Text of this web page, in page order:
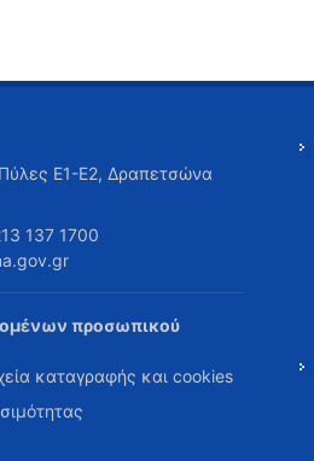
Ε1-Ε2, Δραπετσώνα
137 1700
προσωπικού
καταγραφής και cookies